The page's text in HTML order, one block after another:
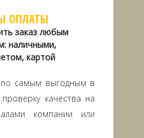
ОПЛАТЫ
заказ любым
наличными,
картой
по самым выгодным в
качества на
компании или